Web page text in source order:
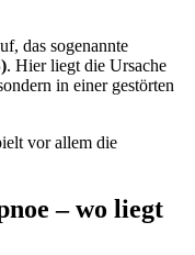
das sogenannte
. Hier liegt die Ursache
in einer gestörten
vor allem die
– wo liegt